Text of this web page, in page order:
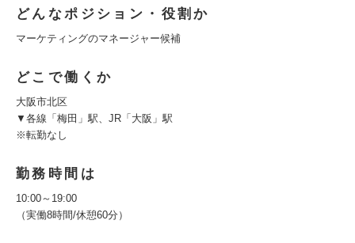
どんなポジション・役割か
マーケティングのマネージャー候補
どこで働くか
大阪市北区
▼各線「梅田」駅、JR「大阪」駅
※転勤なし
勤務時間は
10:00～19:00
（実働8時間/休憩60分）